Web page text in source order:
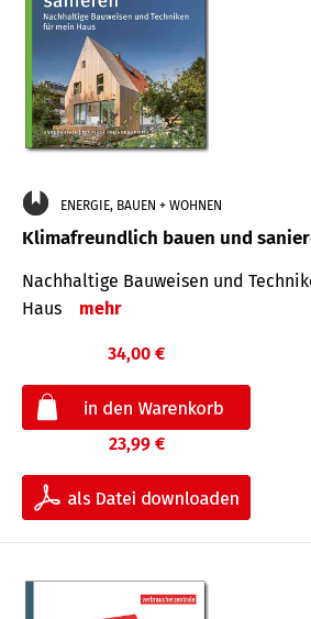
ENERGIE, BAUEN + WOHNEN
Klimafreundlich bauen und
Nachhaltige Bauweisen und
Haus
mehr
34,00 €
23,99 €